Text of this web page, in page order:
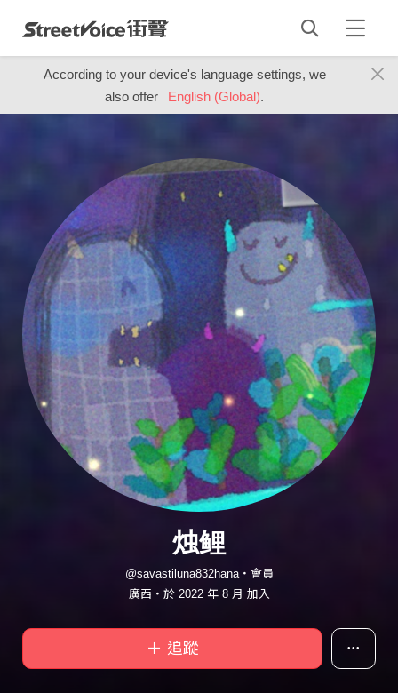
According to your device's language settings, we
also offer
English (Global).
烛鲤
@savastiluna832hana・會員
廣西・於 2022 年 8 月 加入
＋ 追蹤